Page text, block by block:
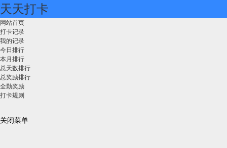
天天打卡
网站首页
打卡记录
我的记录
今日排行
本月排行
总天数排行
总奖励排行
全勤奖励
打卡规则
关闭菜单